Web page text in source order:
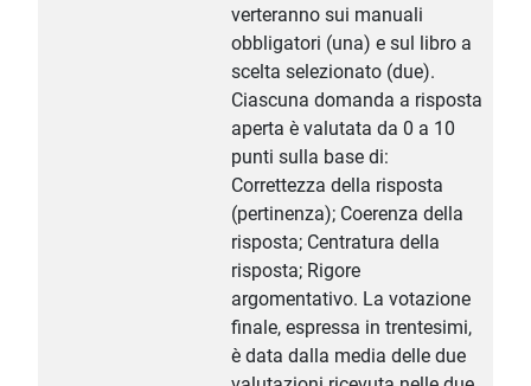
verteranno sui manuali
obbligatori (una) e sul libro a
scelta selezionato (due).
Ciascuna domanda a risposta
aperta è valutata da 0 a 10
punti sulla base di:
Correttezza della risposta
(pertinenza); Coerenza della
risposta; Centratura della
risposta; Rigore
argomentativo. La votazione
finale, espressa in trentesimi,
è data dalla media delle due